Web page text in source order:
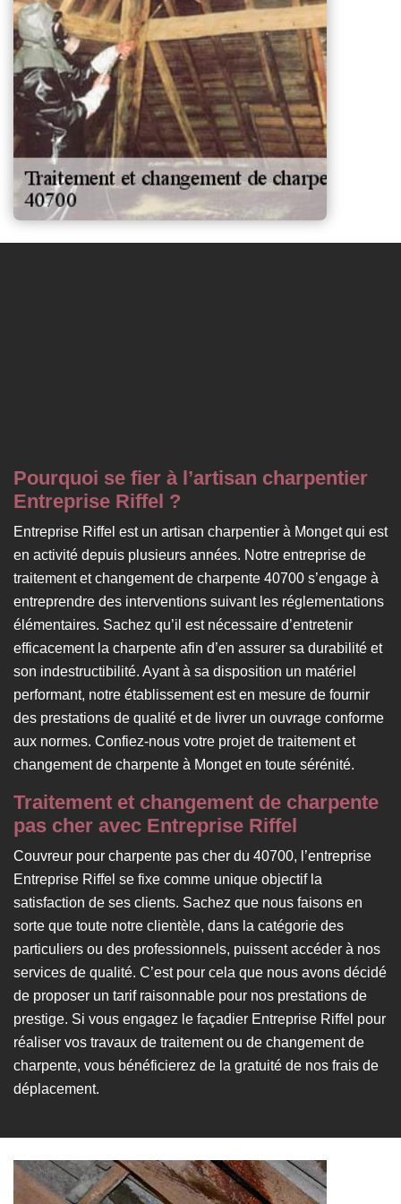
Pourquoi se fier à l’artisan charpentier
Entreprise Riffel ?
Entreprise Riffel est un artisan charpentier à Monget qui est
en activité depuis plusieurs années. Notre entreprise de
traitement et changement de charpente 40700 s’engage à
entreprendre des interventions suivant les réglementations
élémentaires. Sachez qu’il est nécessaire d’entretenir
efficacement la charpente afin d’en assurer sa durabilité et
son indestructibilité. Ayant à sa disposition un matériel
performant, notre établissement est en mesure de fournir
des prestations de qualité et de livrer un ouvrage conforme
aux normes. Confiez-nous votre projet de traitement et
changement de charpente à Monget en toute sérénité.
Traitement et changement de charpente
pas cher avec Entreprise Riffel
Couvreur pour charpente pas cher du 40700, l’entreprise
Entreprise Riffel se fixe comme unique objectif la
satisfaction de ses clients. Sachez que nous faisons en
sorte que toute notre clientèle, dans la catégorie des
particuliers ou des professionnels, puissent accéder à nos
services de qualité. C’est pour cela que nous avons décidé
de proposer un tarif raisonnable pour nos prestations de
prestige. Si vous engagez le façadier Entreprise Riffel pour
réaliser vos travaux de traitement ou de changement de
charpente, vous bénéficierez de la gratuité de nos frais de
déplacement.